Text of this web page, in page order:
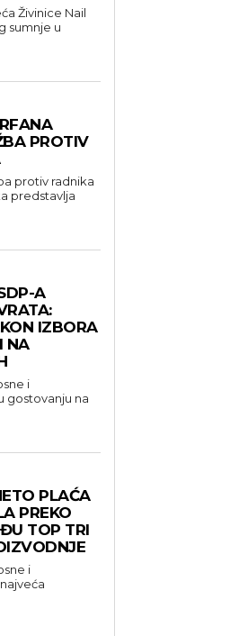
Živinice Nail
sumnje u
PROTIV
protiv radnika
A
IZBORA
NA
i
gostovanju na
PLAĆA
PREKO
TOP TRI
i